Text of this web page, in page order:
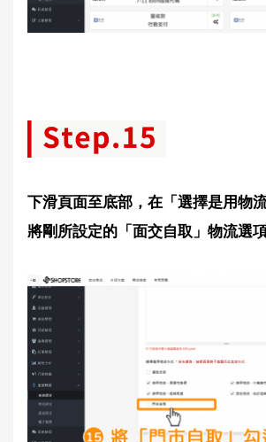
下滑頁面至底部，在「選擇是用物
將剛所設定的「面交自取」物流選項